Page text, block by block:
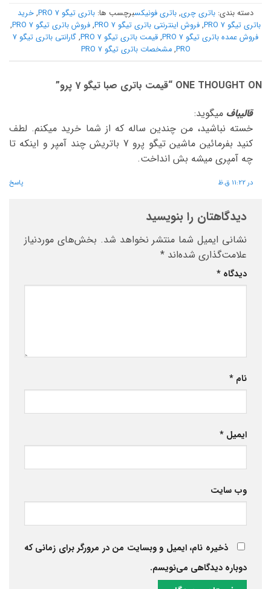
دسته بندی: باتری چری, باتری فونیکسبرچسب ها: باتری تیگو 7 PRO , خرید
باتری تیگو 7 PRO
, فروش اینترنتی باتری تیگو 7 PRO , فروش باتری تیگو 7 PRO
,
فروش عمده باتری تیگو 7 PRO
, قیمت باتری تیگو 7 PRO ,
گارانتی باتری تیگو 7
PRO
,مشخصات باتری تیگو 7 PRO
ONE THOUGHT ON “ قیمت باتری صبا تیگو 7 پرو
”
قالیباف میگوید:
خسته نباشید، من چندین ساله که از شما خرید میکنم. لطف
کنید بفرمائین ماشین تیگو پرو 7 باتریش چند آمپر و اینکه تا
چه آمپری میشه بش انداخت.
در 11:22 ق.ظ پاسخ
دیدگاهتان را بنویسید
نشانی ایمیل شما منتشر نخواهد شد. بخش‌های موردنیاز
علامت‌گذاری شده‌اند *
دیدگاه *
نام *
ایمیل *
وب‌ سایت
ذخیره نام، ایمیل و وبسایت من در مرورگر برای زمانی که
دوباره دیدگاهی می‌نویسم.